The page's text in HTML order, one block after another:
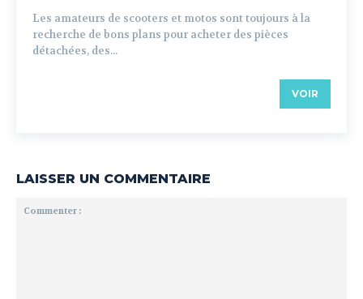
Les amateurs de scooters et motos sont toujours à la
recherche de bons plans pour acheter des pièces
détachées, des...
VOIR
LAISSER UN COMMENTAIRE